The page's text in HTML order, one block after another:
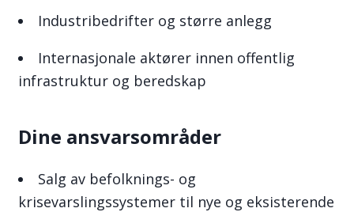
Industribedrifter og større anlegg
Internasjonale aktører innen offentlig
infrastruktur og beredskap
Dine ansvarsområder
Salg av befolknings- og
krisevarslingssystemer til nye og eksisterende